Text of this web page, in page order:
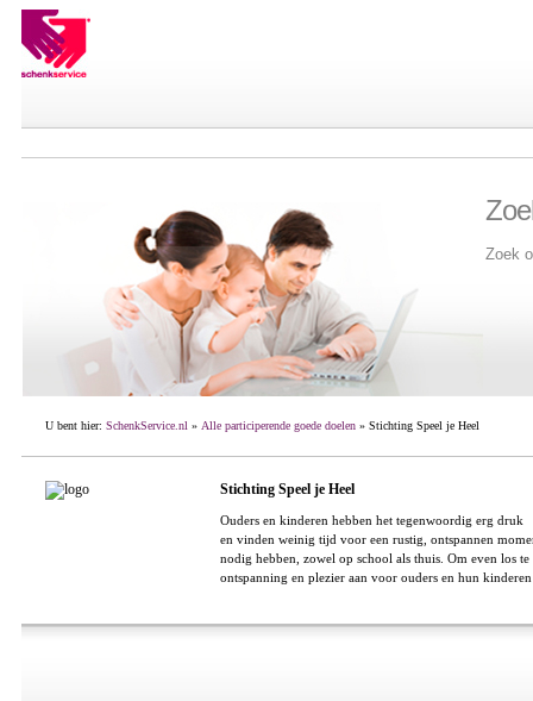
Zoek
U bent hier: SchenkService.nl » Alle participerende goede doelen» Stichting Speel je Heel
Stichting Speel je Heel
Ouders en kinderen hebben het tegenwoordig erg druk
en vinden weinig tijd voor een rustig, ontspannen
nodig hebben, zowel op school als thuis. Om even los
ontspanning en plezier aan voor ouders en hun